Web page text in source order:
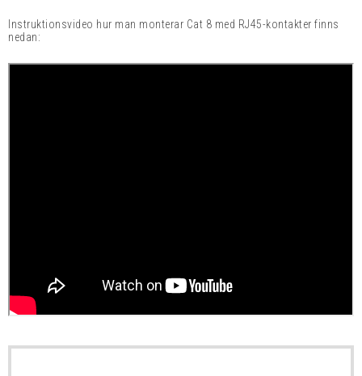
Instruktionsvideo hur man monterar Cat 8 med RJ45-kontakter finns
nedan: